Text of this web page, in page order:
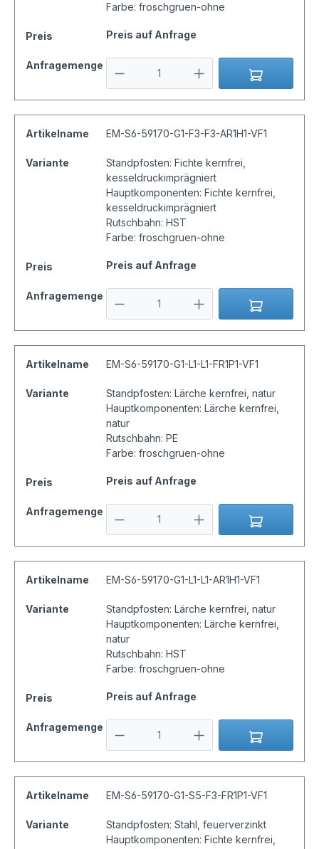
Farbe: froschgruen-ohne
Preis Preis auf Anfrage
Anfragemenge
Artikelname EM-S6-59170-G1-F3-F3-AR1H1-VF1
Variante
Standpfosten: Fichte kernfrei,
kesseldruckimprägniert
Hauptkomponenten: Fichte kernfrei,
kesseldruckimprägniert
Rutschbahn: HST
Farbe: froschgruen-ohne
Preis Preis auf Anfrage
Anfragemenge
Artikelname EM-S6-59170-G1-L1-L1-FR1P1-VF1
Variante
Standpfosten: Lärche kernfrei, natur
Hauptkomponenten: Lärche kernfrei,
natur
Rutschbahn: PE
Farbe: froschgruen-ohne
Preis Preis auf Anfrage
Anfragemenge
Artikelname EM-S6-59170-G1-L1-L1-AR1H1-VF1
Variante
Standpfosten: Lärche kernfrei, natur
Hauptkomponenten: Lärche kernfrei,
natur
Rutschbahn: HST
Farbe: froschgruen-ohne
Preis Preis auf Anfrage
Anfragemenge
Artikelname EM-S6-59170-G1-S5-F3-FR1P1-VF1
Variante
Standpfosten: Stahl, feuerverzinkt
Hauptkomponenten: Fichte kernfrei,